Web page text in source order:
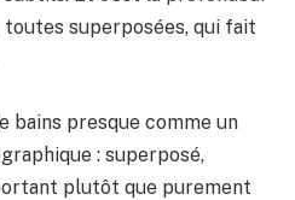
superposées, qui fait
bains presque comme un
: superposé,
plutôt que purement